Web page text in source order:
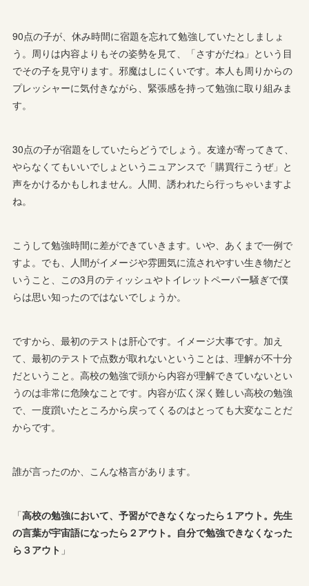
90点の子が、休み時間に宿題を忘れて勉強していたとしましょ
う。周りは内容よりもその姿勢を見て、「さすがだね」という目
でその子を見守ります。邪魔はしにくいです。本人も周りからの
プレッシャーに気付きながら、緊張感を持って勉強に取り組みま
す。
30点の子が宿題をしていたらどうでしょう。友達が寄ってきて、
やらなくてもいいでしょというニュアンスで「購買行こうぜ」と
声をかけるかもしれません。人間、誘われたら行っちゃいますよ
ね。
こうして勉強時間に差ができていきます。いや、あくまで一例で
すよ。でも、人間がイメージや雰囲気に流されやすい生き物だと
いうこと、この3月のティッシュやトイレットペーパー騒ぎで僕
らは思い知ったのではないでしょうか。
ですから、最初のテストは肝心です。イメージ大事です。加え
て、最初のテストで点数が取れないということは、理解が不十分
だということ。高校の勉強で頭から内容が理解できていないとい
うのは非常に危険なことです。内容が広く深く難しい高校の勉強
で、一度躓いたところから戻ってくるのはとっても大変なことだ
からです。
誰が言ったのか、こんな格言があります。
「高校の勉強において、予習ができなくなったら１アウト。先生
の言葉が宇宙語になったら２アウト。自分で勉強できなくなった
ら３アウト 」